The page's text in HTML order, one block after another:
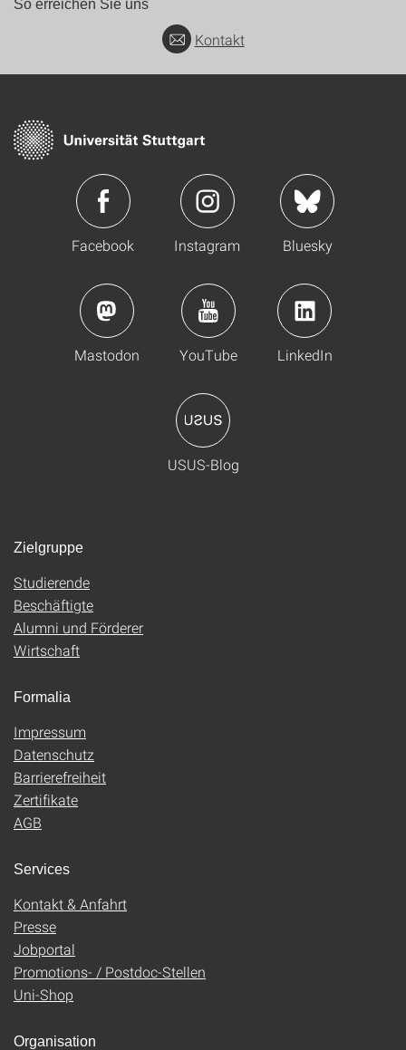
So erreichen Sie uns
Kontakt
Facebook Instagram Bluesky
Mastodon YouTube LinkedIn
USUS-Blog
Zielgruppe
Studierende
Beschäftigte
Alumni und Förderer
Wirtschaft
Formalia
Impressum
Datenschutz
Barrierefreiheit
Zertifikate
AGB
Services
Kontakt & Anfahrt
Presse
Jobportal
Promotions- / Postdoc-Stellen
Uni-Shop
Organisation